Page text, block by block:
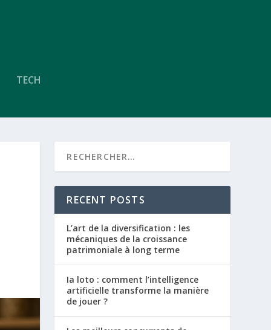
TECH
RECENT POSTS
L’art de la diversification : les
mécaniques de la croissance
patrimoniale à long terme
Ia loto : comment l’intelligence
artificielle transforme la manière
de jouer ?